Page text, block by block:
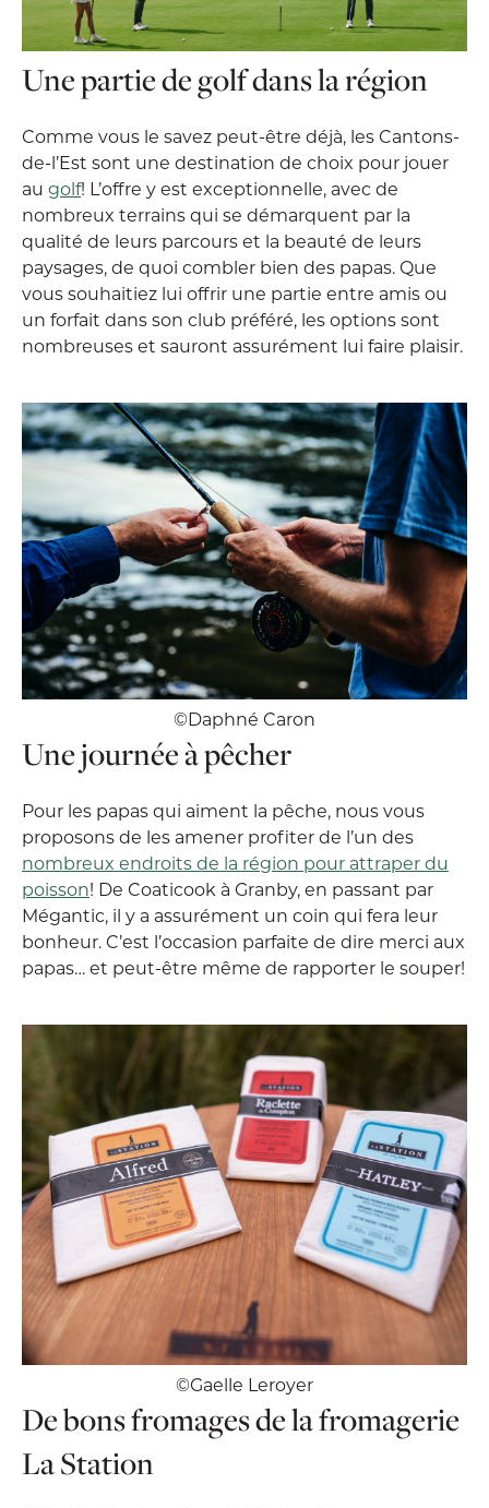
Une partie de golf dans la région
Comme vous le savez peut-être déjà, les Cantons-
de-l’Est sont une destination de choix pour jouer
au golf! L’offre y est exceptionnelle, avec de
nombreux terrains qui se démarquent par la
qualité de leurs parcours et la beauté de leurs
paysages, de quoi combler bien des papas. Que
vous souhaitiez lui offrir une partie entre amis ou
un forfait dans son club préféré, les options sont
nombreuses et sauront assurément lui faire plaisir.
©Daphné Caron
Une journée à pêcher
Pour les papas qui aiment la pêche, nous vous
proposons de les amener profiter de l’un des
nombreux endroits de la région pour attraper du
poisson! De Coaticook à Granby, en passant par
Mégantic, il y a assurément un coin qui fera leur
bonheur. C’est l’occasion parfaite de dire merci aux
papas… et peut-être même de rapporter le souper!
©Gaelle Leroyer
De bons fromages de la fromagerie
La Station